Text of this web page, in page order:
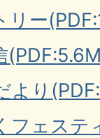
リー
より
フェステ